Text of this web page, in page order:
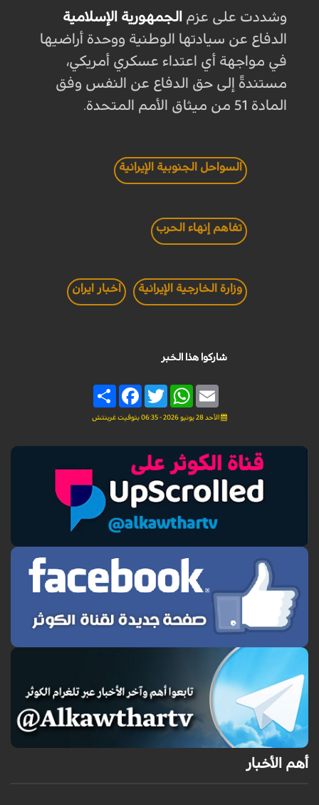
وشددت على عزم الجمهورية الإسلامية
الدفاع عن سيادتها الوطنية ووحدة أراضيها
في مواجهة أي اعتداء عسكري أمريكي،
مستندةً إلى حق الدفاع عن النفس وفق
المادة 51 من ميثاق الأمم المتحدة.
السواحل الجنوبية الإيرانية
تفاهم إنهاء الحرب
وزارة الخارجية الإيرانية اخبار ايران
شاركوا هذا الخبر
Share
FacebookTwitter
WhatsAppEmail
الأحد 28 يونيو 2026 - 06:35 بتوقيت غرينتش
أهم الأخبار